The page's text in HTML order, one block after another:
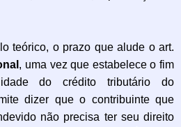
teórico, o prazo que alude o art.
, uma vez que estabelece o fim
do crédito tributário do
dizer que o contribuinte que
não precisa ter seu direito